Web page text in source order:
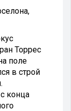
Торрес
поле
в строй
конца